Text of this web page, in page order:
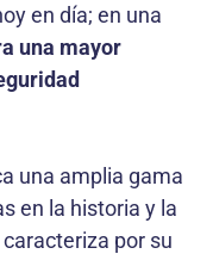
en día; en una
una mayor
una amplia gama
en la historia y la
por su